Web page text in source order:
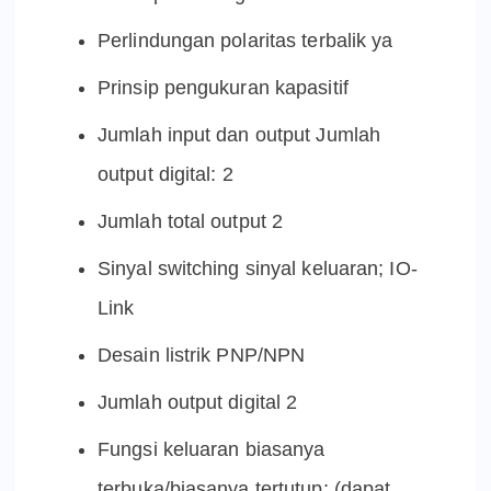
Perlindungan polaritas terbalik ya
Prinsip pengukuran kapasitif
Jumlah input dan output Jumlah
output digital: 2
Jumlah total output 2
Sinyal switching sinyal keluaran; IO-
Link
Desain listrik PNP/NPN
Jumlah output digital 2
Fungsi keluaran biasanya